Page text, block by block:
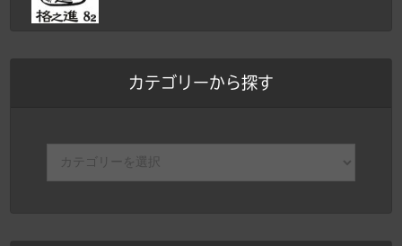
カテゴリーから探す